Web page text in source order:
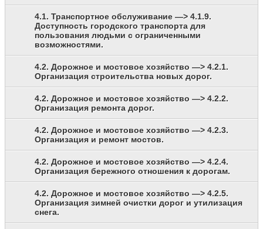
4.1. Транспортное обслуживание —> 4.1.9.
Доступность городского транспорта для
пользования людьми с ограниченными
возможностями.
4.2. Дорожное и мостовое хозяйство —> 4.2.1.
Организация строительства новых дорог.
4.2. Дорожное и мостовое хозяйство —> 4.2.2.
Организация ремонта дорог.
4.2. Дорожное и мостовое хозяйство —> 4.2.3.
Организация и ремонт мостов.
4.2. Дорожное и мостовое хозяйство —> 4.2.4.
Организация бережного отношения к дорогам.
4.2. Дорожное и мостовое хозяйство —> 4.2.5.
Организация зимней очистки дорог и утилизация
снега.